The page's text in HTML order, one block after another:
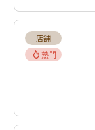
店舖
熱門